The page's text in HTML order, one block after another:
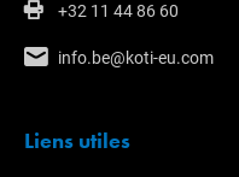
+32 11 44 86 60
info.be@koti-eu.com
Liens utiles